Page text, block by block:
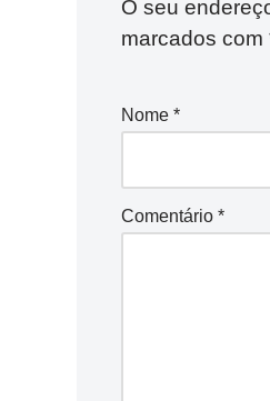
O seu
marcados com
Nome *
Comentário *